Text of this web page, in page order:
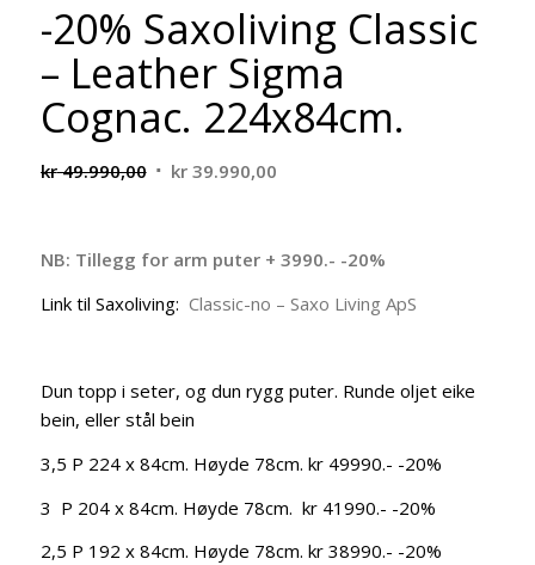
-20% Saxoliving Classic
– Leather Sigma
Cognac. 224x84cm.
kr49.990,00 Opprinnelig
kr 49.990,00.
kr39.990,00Nåværende
kr 39.990,00.
NB: Tillegg for arm puter + 3990.- -20%
Link til Saxoliving: Classic-no – Saxo Living ApS
Dun topp i seter, og dun rygg puter. Runde oljet eike
bein, eller stål bein
3,5 P 224 x 84cm. Høyde 78cm. kr 49990.- -20%
3 P 204 x 84cm. Høyde 78cm. kr 41990.- -20%
2,5 P 192 x 84cm. Høyde 78cm. kr 38990.- -20%